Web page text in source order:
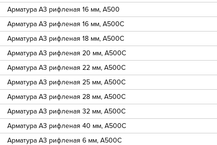
Арматура А3 рифленая 16 мм, А500
Арматура А3 рифленая 16 мм, А500С
Арматура А3 рифленая 18 мм, А500С
Арматура А3 рифленая 20 мм, А500С
Арматура А3 рифленая 22 мм, А500С
Арматура А3 рифленая 25 мм, А500С
Арматура А3 рифленая 28 мм, А500С
Арматура А3 рифленая 32 мм, А500С
Арматура А3 рифленая 40 мм, А500С
Арматура А3 рифленая 6 мм, А500С